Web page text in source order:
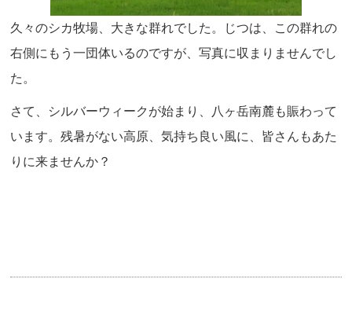
久々のシカ牧場、大きな群れでした。じつは、この群れの
右側にもう一団体いるのですが、写真に収まりませんでし
た。
さて、シルバーウィークが始まり、八ヶ岳南麓も賑わって
います。残暑がない高原、気持ち良い風に、皆さんもあた
りに来ませんか？